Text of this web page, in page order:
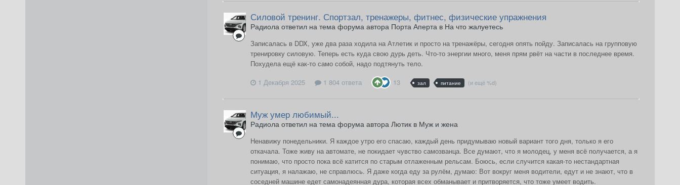
Силовой тренинг. Спортзал, тренажеры, фитнес, физические упражнения
Радиола ответил на тема форума автора Порта Аперта в На что жалуетесь
Записалась в DDX, уже два раза ходила на Атлетик и просто на тренажёры, сегодня опять пойду. Записалась на групповую
тренировку силовую. Теперь есть куда свою дурь деть. Что-то энергии много, меня прям рвёт на части в последнее время.
Похудела ещё как-то само собой, надо подтянуть тело.
1 Декабря 2025
1 804 ответа 13 зал питание (и ещё %d)
Муж умер любимый...
Радиола ответил на тема форума автора Лютик в Муж и жена
Ненавижу понедельники. Я каждое утро его спасаю, каждый день придумываю новый вариант того дня, только я его
откачала. Тоже живу на автомате, не покидает чувство самозванца. Все думают, что я молодец, у меня всё получается, а я
понимаю, что просто пока всё катится по старым отлаженным рельсам. Боюсь, если случится какая-то нестандартная
ситуация, я налажаю, не справлюсь. Я даже когда еду за рулём, думаю: Вот вокруг меня водители, едут и не знают, что в
соседней машине едет самонадеянная дура, которая всех обманывает и притворяется, что тоже умеет водить.